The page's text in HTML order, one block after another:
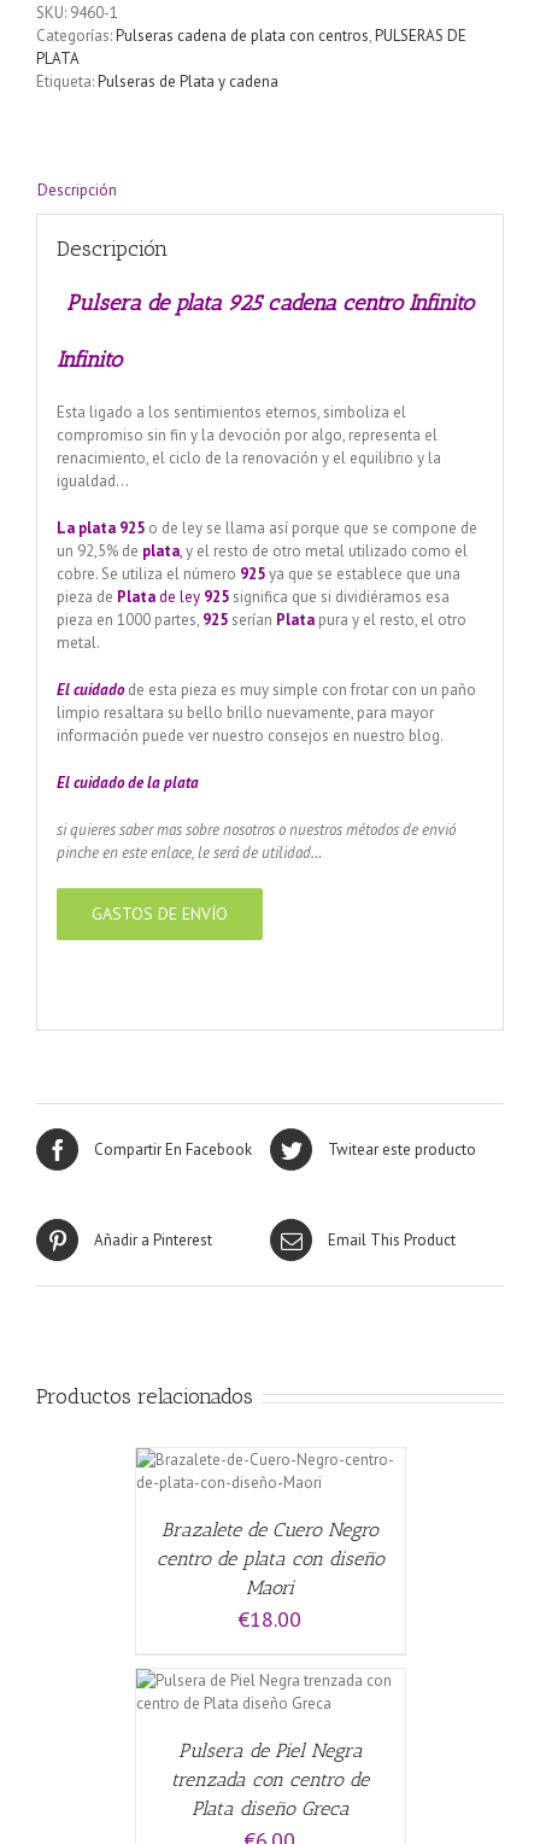
SKU: 9460-1
Categorías:Pulseras cadena de plata con centros,PULSERAS DE
PLATA
Etiqueta:Pulseras de Plata y cadena
Descripción
Descripción
Pulsera de plata 925 cadena centro Infinito
Infinito
Esta ligado a los sentimientos eternos, simboliza el
compromiso sin fin y la devoción por algo, representa el
renacimiento, el ciclo de la renovación y el equilibrio y la
igualdad…
La plata 925 o de ley se llama así porque que se compone de
un 92,5% de plata,y el resto de otro metal utilizado como el
cobre. Se utiliza el número 925ya que se establece que una
pieza de Platade ley 925significa que si dividiéramos esa
pieza en 1000 partes, 925serían Platapura y el resto, el otro
metal.
El cuidadode esta pieza es muy simple con frotar con un paño
limpio resaltara su bello brillo nuevamente, para mayor
información puede ver nuestro consejos en nuestro blog.
El cuidado dela plata
si quieres saber mas sobre nosotros o nuestros métodos de envió
pinche en este enlace, le será de utilidad…
GASTOS DE ENVÍO
Compartir En Facebook Twitear este producto
Añadir a Pinterest Email This Product
Productos relacionados
Brazalete de Cuero Negro
centro de plata con diseño
Maori
€18.00
Pulsera de Piel Negra
trenzada con centro de
Plata diseño Greca